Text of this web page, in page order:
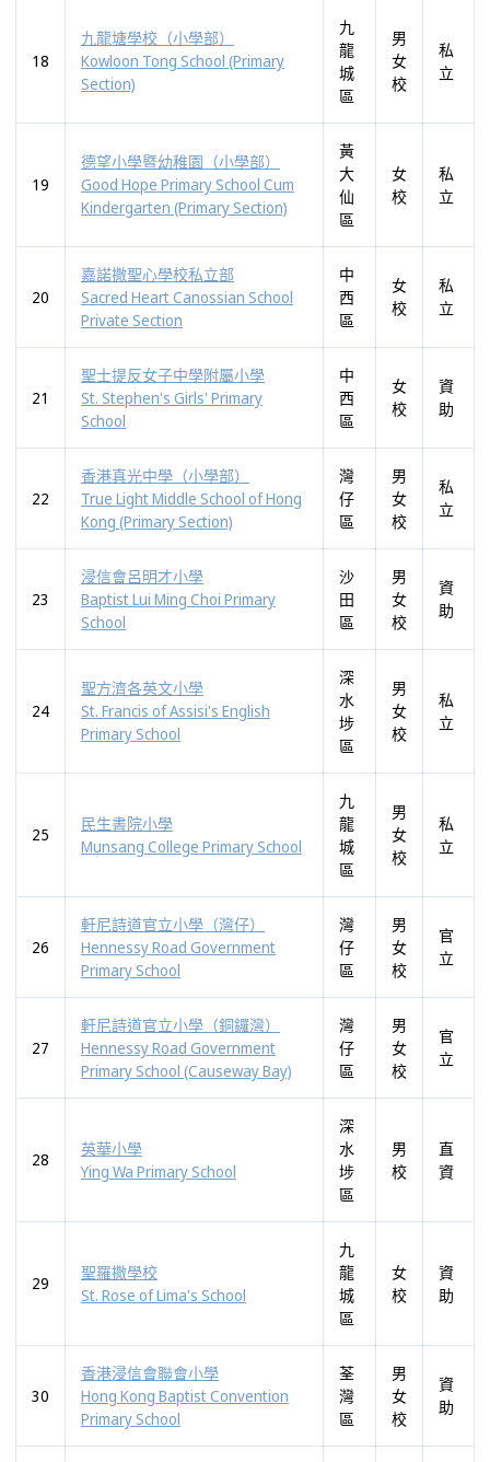
18
九龍塘學校（小學部）
Kowloon Tong School (Primary
Section)
九
龍
城
區
男
女
校
私
立
19
德望小學暨幼稚園（小學部）
Good Hope Primary School Cum
Kindergarten (Primary Section)
黃
大
仙
區
女
校
私
立
20
嘉諾撒聖心學校私立部
Sacred Heart Canossian School
Private Section
中
西
區
女
校
私
立
21
聖士提反女子中學附屬小學
St. Stephen's Girls' Primary
School
中
西
區
女
校
資
助
22
香港真光中學（小學部）
True Light Middle School of Hong
Kong (Primary Section)
灣
仔
區
男
女
校
私
立
23
浸信會呂明才小學
Baptist Lui Ming Choi Primary
School
沙
田
區
男
女
校
資
助
24
聖方濟各英文小學
St. Francis of Assisi's English
Primary School
深
水
埗
區
男
女
校
私
立
25
民生書院小學
Munsang College Primary School
九
龍
城
區
男
女
校
私
立
26
軒尼詩道官立小學（灣仔）
Hennessy Road Government
Primary School
灣
仔
區
男
女
校
官
立
27
軒尼詩道官立小學（銅鑼灣）
Hennessy Road Government
Primary School (Causeway Bay)
灣
仔
區
男
女
校
官
立
28
英華小學
Ying Wa Primary School
深
水
埗
區
男
校
直
資
29
聖羅撒學校
St. Rose of Lima's School
九
龍
城
區
女
校
資
助
30
香港浸信會聯會小學
Hong Kong Baptist Convention
Primary School
荃
灣
區
男
女
校
資
助